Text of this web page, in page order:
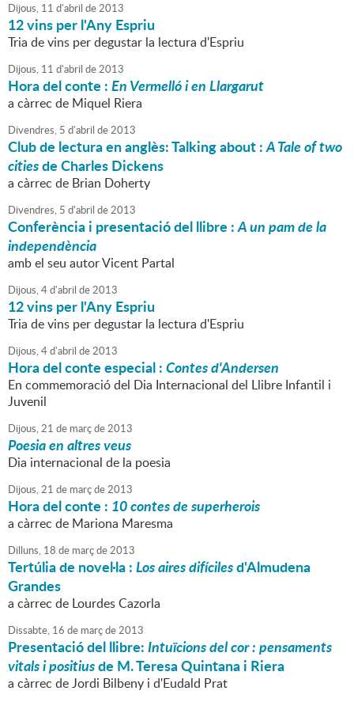
Dijous, 11 d'abril de2013
12 vins per l'Any Espriu
Tria de vins per degustar la lectura d'Espriu
Dijous, 11 d'abril de2013
Hora del conte :En Vermelló i en Llargarut
a càrrec de Miquel Riera
Divendres, 5 d'abril de2013
Club de lectura en anglès: Talking about :A Tale of two
citiesde Charles Dickens
a càrrec de Brian Doherty
Divendres, 5 d'abril de2013
Conferència i presentació del llibre :A un pam de la
independència
amb el seu autor Vicent Partal
Dijous,4d'abril de2013
12 vins per l'Any Espriu
Tria de vins per degustar la lectura d'Espriu
Dijous,4d'abril de2013
Hora del conte especial :Contes d'Andersen
En commemoració del Dia Internacional del Llibre Infantil i
Juvenil
Dijous,21 de marçde2013
Poesia en altres veus
Dia internacional de la poesia
Dijous,21 de marçde2013
Hora del conte : 10 contes de superherois
a càrrec de Mariona Maresma
Dilluns, 18 de marçde2013
Tertúlia de novel·la :Los aires difícilesd'Almudena
Grandes
a càrrec de Lourdes Cazorla
Dissabte, 16 de marçde2013
Presentació del llibre:Intuïcions del cor : pensaments
vitals i positiusde M. Teresa Quintana i Riera
a càrrec de Jordi Bilbeny i d'Eudald Prat